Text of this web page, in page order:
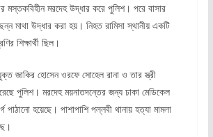
মস্তকবিহীন মরদেহ উদ্ধার করে পুলিশ। পরে বাসার
মাথা উদ্ধার করা হয়। নিহত রামিসা স্থানীয় একটি
শিক্ষার্থী ছিল।
জাকির হোসেন ওরফে সোহেল রানা ও তার স্ত্রী
পুলিশ। মরদেহ ময়নাতদন্তের জন্য ঢাকা মেডিকেল
পাঠানো হয়েছে। পাশাপাশি পল্লবী থানায় হত্যা মামলা